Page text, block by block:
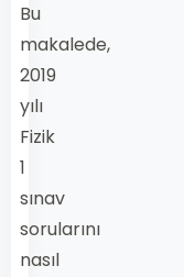
Bu
makalede,
2019
yılı
Fizik
1
sınav
sorularını
nasıl